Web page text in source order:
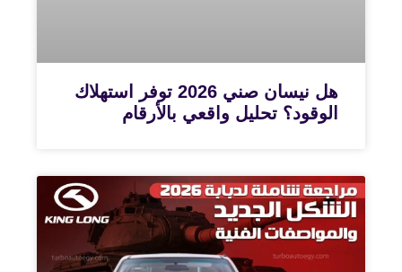
هل نيسان صني 2026 توفر استهلاك
الوقود؟ تحليل واقعي بالأرقام